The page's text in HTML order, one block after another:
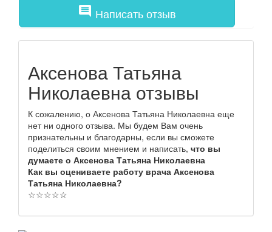
comment Написать отзыв
Аксенова Татьяна
Николаевна отзывы
К сожалению, о Аксенова Татьяна Николаевна еще
нет ни одного отзыва. Мы будем Вам очень
признательны и благодарны, если вы сможете
поделиться своим мнением и написать, что вы
думаете о Аксенова Татьяна Николаевна
Как вы оцениваете работу врача Аксенова
Татьяна Николаевна?
☆☆☆☆☆